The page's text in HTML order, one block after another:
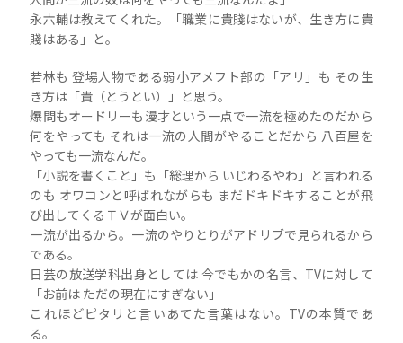
永六輔は教えてくれた。「職業に貴賤はないが、生き方に貴
賤はある」と。
若林も 登場人物である弱小アメフト部の「アリ」も その生
き方は「貴（とうとい）」と思う。
爆問もオードリーも漫才という一点で一流を極めたのだから
何をやっても それは一流の人間がやることだから 八百屋を
やっても一流なんだ。
「小説を書くこと」も「総理から いじわるやわ」と言われる
のも オワコンと呼ばれながらも まだドキドキすることが飛
び出してくるＴＶが面白い。
一流が出るから。一流のやりとりがアドリブで見られるから
である。
日芸の放送学科出身としては 今でもかの名言、TVに対して
「お前は ただの現在にすぎない」
これほどピタリと言いあてた言葉はない。TVの本質であ
る。